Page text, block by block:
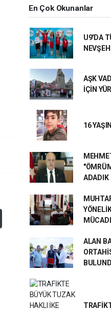
En Çok Okunanlar
U9'DA
AŞK
İÇİN
16
ADADIK
ALAN